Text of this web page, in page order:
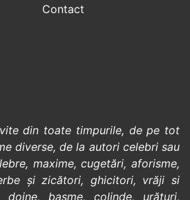
Contact
din toate timpurile, de pe tot
diverse, de la autori celebrisau
, maxime,cugetări,aforisme,
și zicători, ghicitori, vrăji si
doine, basme, colinde, urături,